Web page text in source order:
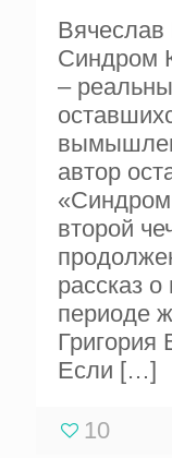
Синдром
–
автор
второй
рассказ
периоде
Григория
Если […]
10